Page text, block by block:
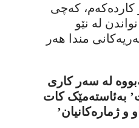
کاردەکەم، کەچی
لە نێو
مندا هەر
لە سەر کاری
بەئاستەمێک کات
و ژمارەکانیان’